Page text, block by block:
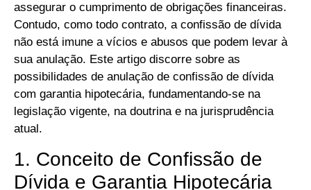
assegurar o cumprimento de obrigações financeiras.
Contudo, como todo contrato, a confissão de dívida
não está imune a vícios e abusos que podem levar à
sua anulação. Este artigo discorre sobre as
possibilidades de anulação de confissão de dívida
com garantia hipotecária, fundamentando-se na
legislação vigente, na doutrina e na jurisprudência
atual.
1. Conceito de Confissão de
Dívida e Garantia Hipotecária